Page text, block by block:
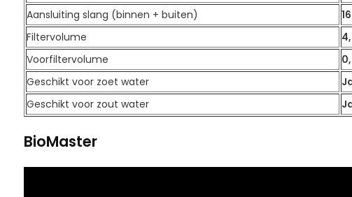
Aansluiting slang (binnen + buiten)
Filtervolume
Voorfiltervolume
Geschikt voor zoet water
Geschikt voor zout water
BioMaster